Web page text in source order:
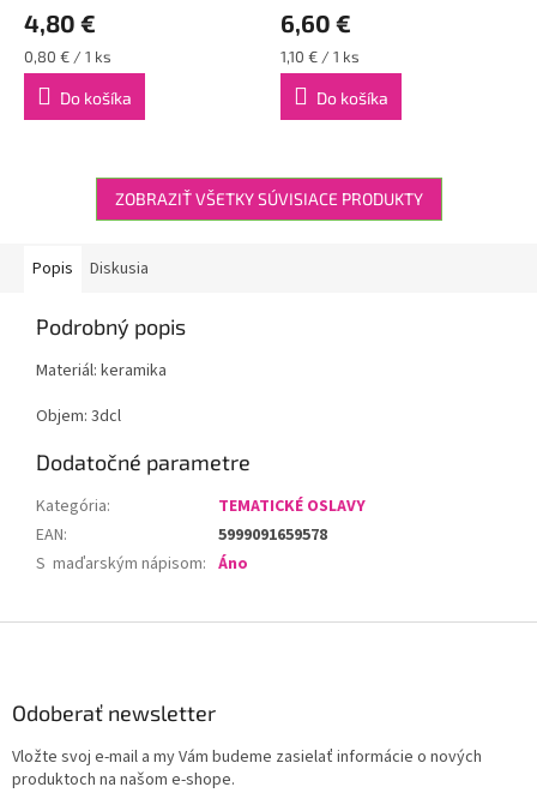
4,80 €
Jednotková
cena:
0,80 € / 1 ks
Do košíka
6,60 €
Jednotková
cena:
1,10 € / 1 ks
Do košíka
ZOBRAZIŤ VŠETKY SÚVISIACE PRODUKTY
Popis Diskusia
Podrobný popis
Materiál: keramika
Objem: 3dcl
Dodatočné parametre
Kategória:
TEMATICKÉ OSLAVY
EAN:
5999091659578
S maďarským nápisom: Áno
Odoberať newsletter
Vložte svoj e-mail a my Vám budeme zasielať informácie o nových
produktoch na našom e-shope.